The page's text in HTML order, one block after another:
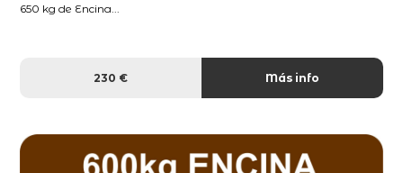
650 kg de Encina...
230 € Más info